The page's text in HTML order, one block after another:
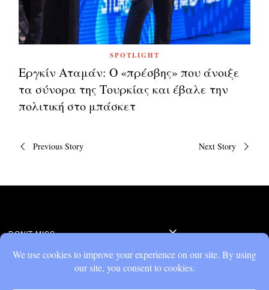
SPOTLIGHT
Εργκίν Αταμάν: Ο «πρέσβης» που άνοιξε
τα σύνορα της Τουρκίας και έβαλε την
πολιτική στο μπάσκετ
Πλοήγηση
Previous Story Next Story
DON'T MISS
Εργκίν Αταμάν: Ο
«πρέσβης» που άνοιξε